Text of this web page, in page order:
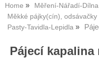
Home Měření-Nářadí-Dílna
Měkké pájky(cín), odsávačky
Pasty-Tavidla-Lepidla
Pájecí kapalina